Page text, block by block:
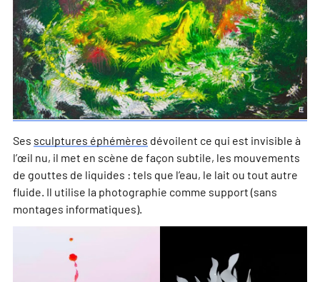
Ses sculptures éphémères dévoilent ce qui est invisible à
l’œil nu, il met en scène de façon subtile, les mouvements
de gouttes de liquides : tels que l’eau, le lait ou tout autre
fluide. Il utilise la photographie comme support (sans
montages informatiques).